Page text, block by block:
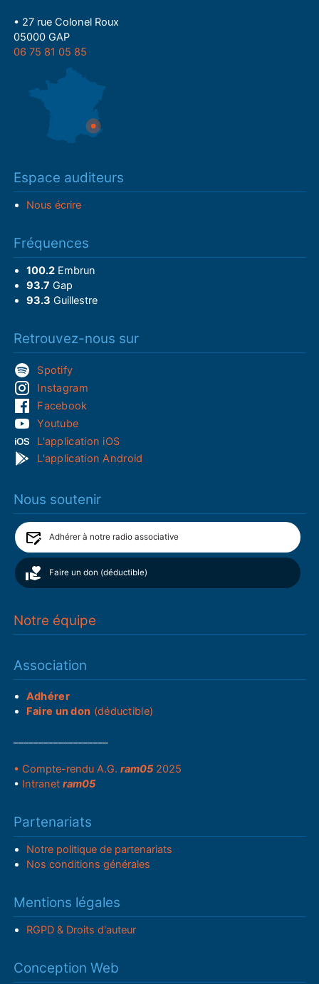
• 27 rue Colonel Roux
05000 GAP
06 75 81 05 85
Espace auditeurs
Nous écrire
Fréquences
100.2Embrun
93.7 Gap
93.3 Guillestre
Retrouvez-nous sur
Spotify
Instagram
Facebook
Youtube
L'application iOS
L'application Android
Nous soutenir
Adhérer à notre radio associative
Faire un don (déductible)
Notre équipe
Association
Adhérer
Faire un don (déductible)
• Compte-rendu A.G.ram05 2025
• Intranetram05
Partenariats
Notre politique de partenariats
Nos conditions générales
Mentions légales
RGPD & Droits d'auteur
Conception Web